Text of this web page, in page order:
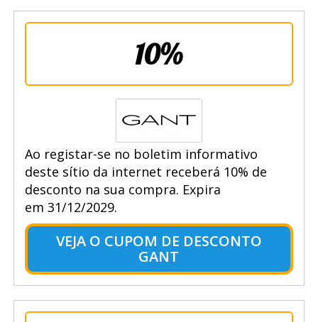
10%
Ao registar-se no boletim informativo
deste sítio da internet receberá 10% de
desconto na sua compra. Expira
em 31/12/2029.
VEJA O CUPOM DE DESCONTO
GANT